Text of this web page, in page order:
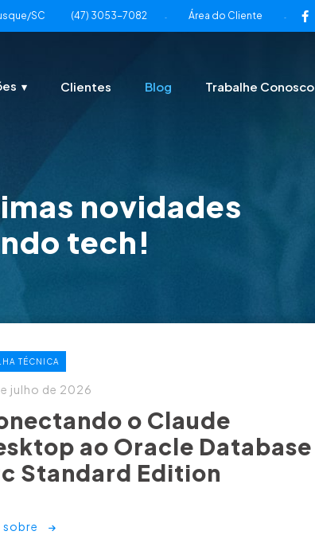
SC (47) 3053-7082 - Área do Cliente -
Clientes Blog Trabalhe Conosco
novidades
tech!
TÉCNICA
julho de 2026
o Claude
ao Oracle Database
Standard Edition
sobre